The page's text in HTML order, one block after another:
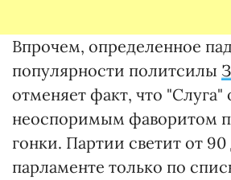
Впрочем, определенное
популярности политсилы
отменяет факт, что "Слуга"
неоспоримым фаворитом
гонки. Партии светит от 90
парламенте только по